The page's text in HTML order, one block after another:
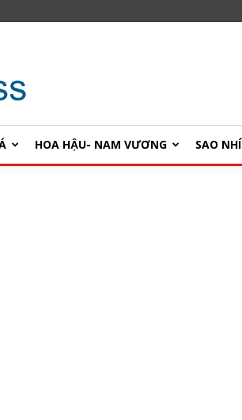
HOA HẬU- NAM VƯƠNG SAO NHÍ